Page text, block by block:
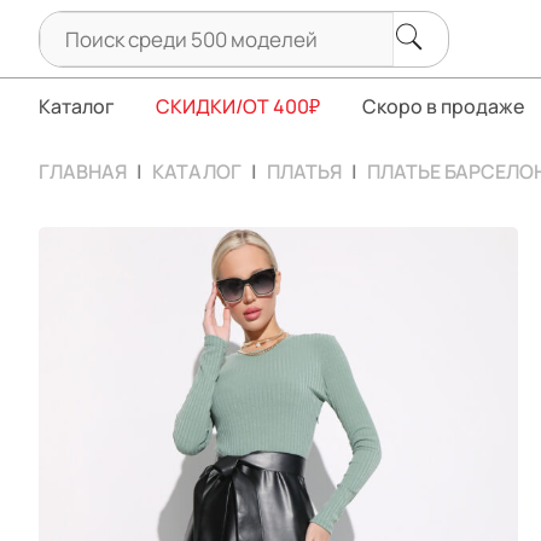
Каталог СКИДКИ/ОТ 400₽ Скоро в продаже
ГЛАВНАЯ КАТАЛОГ ПЛАТЬЯ ПЛАТЬЕ